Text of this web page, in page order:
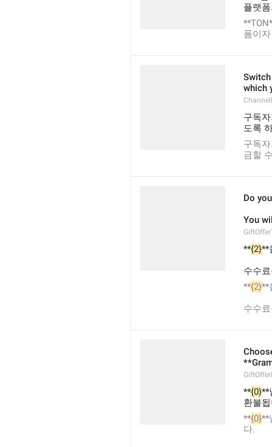
플랫
폼이
which
구독
도록
구독
금할
Do
You
**{2}**
수수
**{2}**
수수
**{0}**
환불
**{0}**
다.